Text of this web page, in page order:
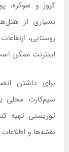
کروز و سوکره،
بسیاری از
روستایی،
اینترنت ممکن
برای داشتن
توریستی تهیه
نقشه‌ها و